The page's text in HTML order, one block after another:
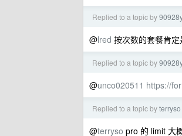
Replied to a topic by
@lred 按次数的套餐肯定
Replied to a topic by
@unco020511 https://
Replied to a topic byterryso
@terryso pro 的 limit 大